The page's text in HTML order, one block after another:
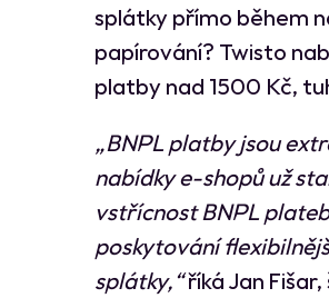
splátky přímo během
papírování? Twisto
platby nad 1500 Kč,
„BNPL platby jsou
nabídky e-shopů už
vstřícnost BNPL
poskytování
splátky,“říká Jan